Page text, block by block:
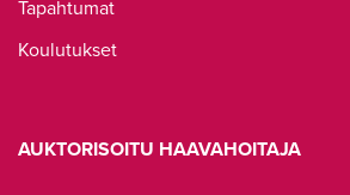
Tapahtumat
Koulutukset
AUKTORISOITU HAAVAHOITAJA